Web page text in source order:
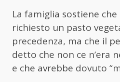
La famiglia sostiene che
richiesto un pasto
precedenza, ma che il
detto che non ce n’era
e che avrebbe dovuto